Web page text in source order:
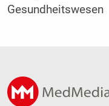
Gesundheitswesen